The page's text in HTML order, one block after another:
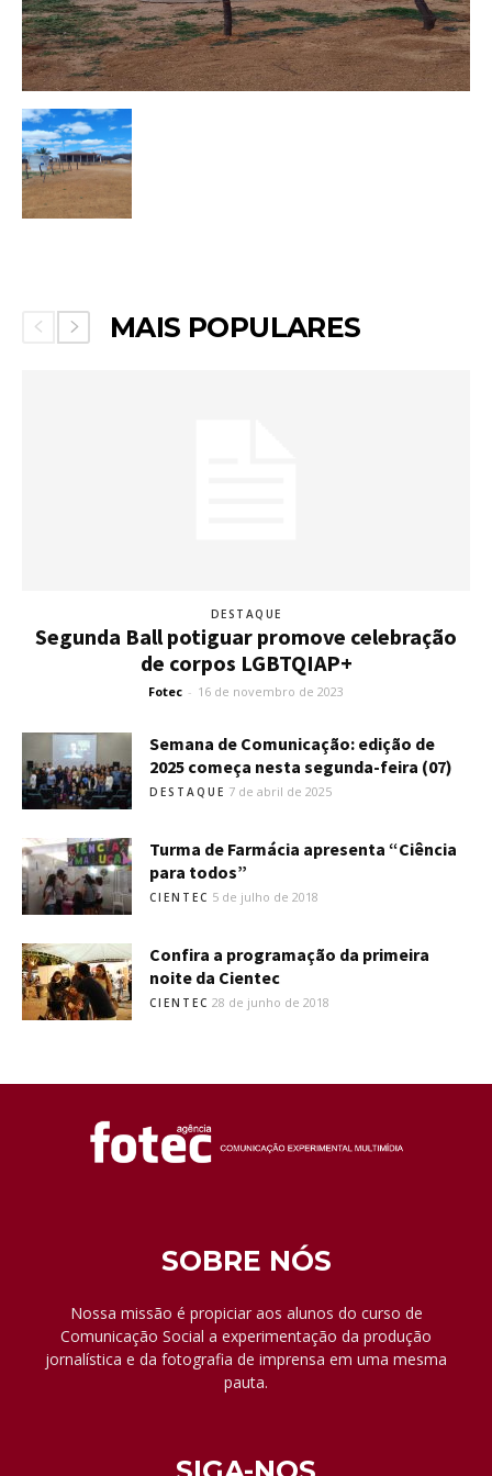
MAIS POPULARES
DESTAQUE
Segunda Ball potiguar promove celebração
de corpos LGBTQIAP+
Fotec - 16 de novembro de 2023
Semana de Comunicação: edição de
2025 começa nesta segunda-feira (07)
DESTAQUE 7 de abril de 2025
Turma de Farmácia apresenta “Ciência
para todos”
CIENTEC 5 de julho de 2018
Confira a programação da primeira
noite da Cientec
CIENTEC 28 de junho de 2018
SOBRE NÓS
Nossa missão é propiciar aos alunos do curso de
Comunicação Social a experimentação da produção
jornalística e da fotografia de imprensa em uma mesma
pauta.